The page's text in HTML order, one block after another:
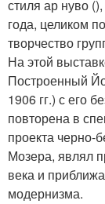
стиля ар нуво
года, целиком
творчество
На этой
Построенный
1906 гг.) с его
повторена в
проекта черно-
Мозера, являл
века и
модернизма.